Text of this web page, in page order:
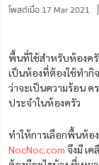
โพสต์เมื่อ 17 Mar 2021
พื้นที่ใช้สำหรับห้องครั
เป็นห้องที่ต้องใช้ทำกิ
ว่าจะเป็นความร้อน ค
ประจำในห้องครัว
ทำให้การเลือกพื้นห้อ
NocNoc.com จึงมี เ